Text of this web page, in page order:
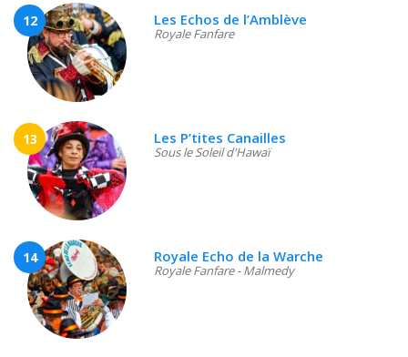
12 Les Echos de l’Amblève
Royale Fanfare
13 Les P’tites Canailles
Sous le Soleil d'Hawaï
14 Royale Echo de la Warche
Royale Fanfare - Malmedy